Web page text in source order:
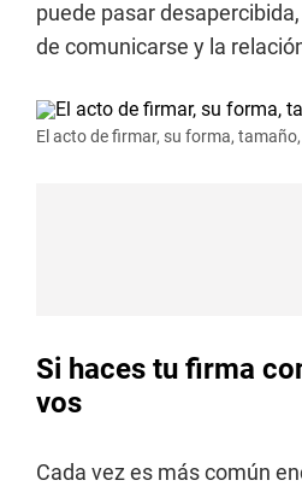
puede pasar
de comunicarse y la
El acto de firmar, su forma,
Si haces tu firma
vos
Cada vez es más común